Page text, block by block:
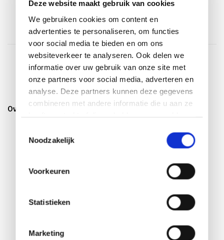
Deze website maakt gebruik van cookies
We gebruiken cookies om content en
advertenties te personaliseren, om functies
voor social media te bieden en om ons
websiteverkeer te analyseren. Ook delen we
informatie over uw gebruik van onze site met
onze partners voor social media, adverteren en
analyse. Deze partners kunnen deze gegevens
combineren met andere informatie die u aan ze
Noodzakelijk
Voorkeuren
Statistieken
Marketing
1 2
Overige categorieën in Tuinstoelen